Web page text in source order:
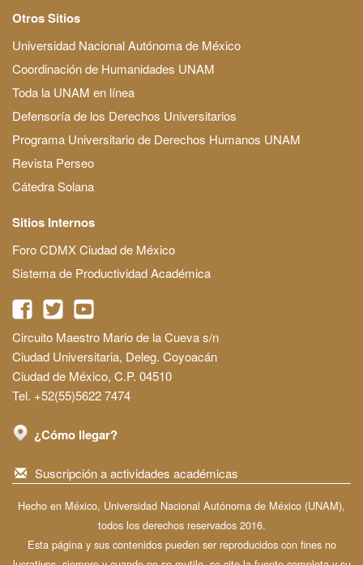
Otros Sitios
Universidad Nacional Autónoma de México
Coordinación de Humanidades UNAM
Toda la UNAM en línea
Defensoría de los Derechos Universitarios
Programa Universitario de Derechos Humanos UNAM
Revista Perseo
Cátedra Solana
Sitios Internos
Foro CDMX Ciudad de México
Sistema de Productividad Académica
Circuito Maestro Mario de la Cueva s/n
Ciudad Universitaria, Deleg. Coyoacán
Ciudad de México, C.P. 04510
Tel. +52(55)5622 7474
¿Cómo llegar?
Suscripción a actividades académicas
Hecho en México, Universidad Nacional Autónoma de México (UNAM),
todos los derechos reservados 2016.
Esta página y sus contenidos pueden ser reproducidos con fines no